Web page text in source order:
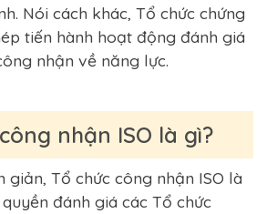
Nói cách khác, Tổ chức chứng
tiến hành hoạt động đánh giá
nhận về năng lực.
nhận ISO là gì?
giản, Tổ chức công nhận ISO là
đánh giá các Tổ chức